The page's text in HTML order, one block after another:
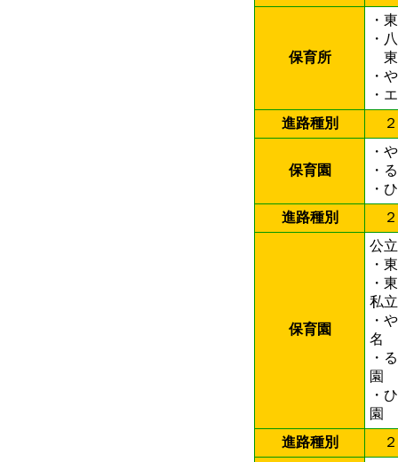
保育所
・
・
東
・
・
進路種別
２
保育園
・
・
・
進路種別
２
保育園
公立
・
・
私立
・
名
・
・
進路種別
２